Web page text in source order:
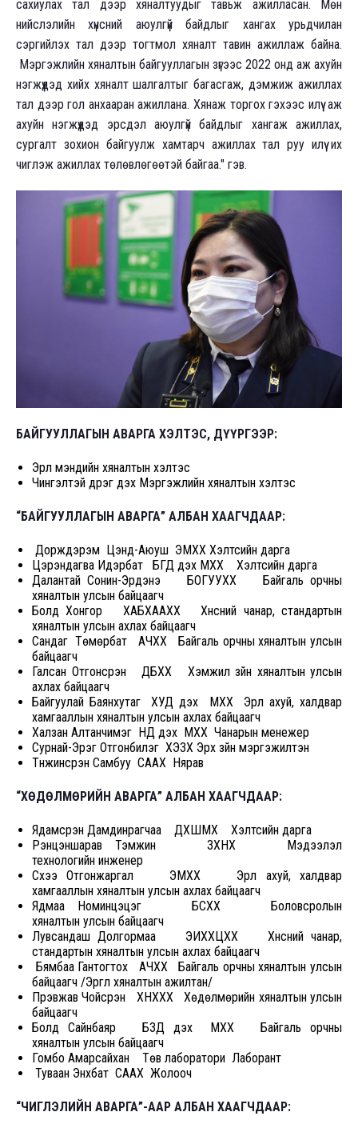
сахиулах тал дээр хяналтуудыг тавьж ажилласан. Мөн
нийслэлийн хүнсний аюулгүй байдлыг хангах урьдчилан
сэргийлэх тал дээр тогтмол хяналт тавин ажиллаж байна.
Мэргэжлийн хяналтын байгууллагын зүгээс 2022 онд аж ахуйн
нэгжүүдэд хийх хяналт шалгалтыг багасгаж, дэмжиж ажиллах
тал дээр гол анхааран ажиллана. Хянаж торгох гэхээс илүү аж
ахуйн нэгжүүдэд эрсдэл аюулгүй байдлыг хангаж ажиллах,
сургалт зохион байгуулж хамтарч ажиллах тал руу илүү их
чиглэж ажиллах төлөвлөгөөтэй байгаа." гэв.
БАЙГУУЛЛАГЫН АВАРГА ХЭЛТЭС, ДҮҮРГЭЭР:
Эрүүл мэндийн хяналтын хэлтэс
Чингэлтэй дүүрэг дэх Мэргэжлийн хяналтын хэлтэс
“БАЙГУУЛЛАГЫН АВАРГА” АЛБАН ХААГЧДААР:
Дорждэрэм Цэнд-Аюуш ЭМХХ Хэлтсийн дарга
Цэрэндагва Идэрбат БГД дэх МХХ Хэлтсийн дарга
Далантай Сонин-Эрдэнэ БОГУУХХ Байгаль орчны
хяналтын улсын байцаагч
Болд Хонгор ХАБХААХХ Хүнсний чанар, стандартын
хяналтын улсын ахлах байцаагч
Сандаг Төмөрбат АЧХХ Байгаль орчны хяналтын улсын
байцаагч
Галсан Отгонсүрэн ДБХХ Хэмжил зүйн хяналтын улсын
ахлах байцаагч
Байгуулай Баянхутаг ХУД дэх МХХ Эрүүл ахуй, халдвар
хамгааллын хяналтын улсын ахлах байцаагч
Халзан Алтанчимэг НД дэх МХХ Чанарын менежер
Сурнай-Эрэг Отгонбилэг ХЭЗХ Эрх зүйн мэргэжилтэн
Түнжинсүрэн Самбуу СААХ Нярав
“ХӨДӨЛМӨРИЙН АВАРГА” АЛБАН ХААГЧДААР:
Ядамсүрэн Дамдинрагчаа ДХШМХ Хэлтсийн дарга
Рэнцэншарав Тэмүүжин ЗХНХ Мэдээлэл
технологийн инженер
Сүхээ Отгонжаргал ЭМХХ Эрүүл ахуй, халдвар
хамгааллын хяналтын улсын ахлах байцаагч
Ядмаа Номинцэцэг БСХХ Боловсролын
хяналтын улсын байцаагч
Лувсандаш Долгормаа ЭИХХЦХХ Хүнсний чанар,
стандартын хяналтын улсын ахлах байцаагч
Бямбаа Гантогтох АЧХХ Байгаль орчны хяналтын улсын
байцаагч /Эргүүл хяналтын ажилтан/
Пүрэвжав Чойсүрэн ХНХХХ Хөдөлмөрийн хяналтын улсын
байцаагч
Болд Сайнбаяр БЗД дэх МХХ Байгаль орчны
хяналтын улсын байцаагч
Гомбо Амарсайхан Төв лаборатори Лаборант
Туваан Энхбат СААХ Жолооч
“ЧИГЛЭЛИЙН АВАРГА”-ААР АЛБАН ХААГЧДААР: